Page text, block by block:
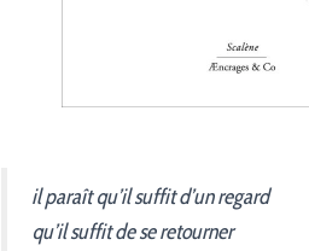
il paraît qu’il suffit d’un regard
qu’il suffit de se retourner